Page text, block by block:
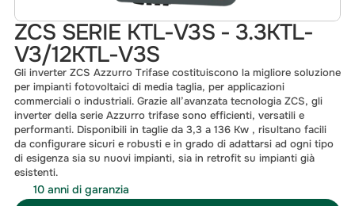
ZCS SERIE KTL-V3S - 3.3KTL-
V3/12KTL-V3S
Gli inverter ZCS Azzurro Trifase costituiscono la migliore soluzione
per impianti fotovoltaici di media taglia, per applicazioni
commerciali o industriali. Grazie all’avanzata tecnologia ZCS, gli
inverter della serie Azzurro trifase sono efficienti, versatili e
performanti. Disponibili in taglie da 3,3 a 136 Kw , risultano facili
da configurare sicuri e robusti e in grado di adattarsi ad ogni tipo
di esigenza sia su nuovi impianti, sia in retrofit su impianti già
esistenti.
10 anni di garanzia